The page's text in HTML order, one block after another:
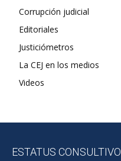
Corrupción judicial
Editoriales
Justiciómetros
La CEJ en los medios
Videos
ESTATUS CONSULTIVO